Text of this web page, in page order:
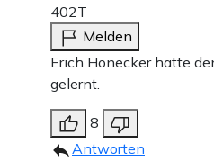
402T
Melden
Erich Honecker hatte
gelernt.
8
Antworten